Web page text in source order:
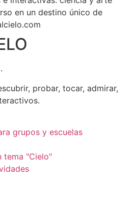
probar, tocar, admirar,
grupos y escuelas
tema "Cielo"